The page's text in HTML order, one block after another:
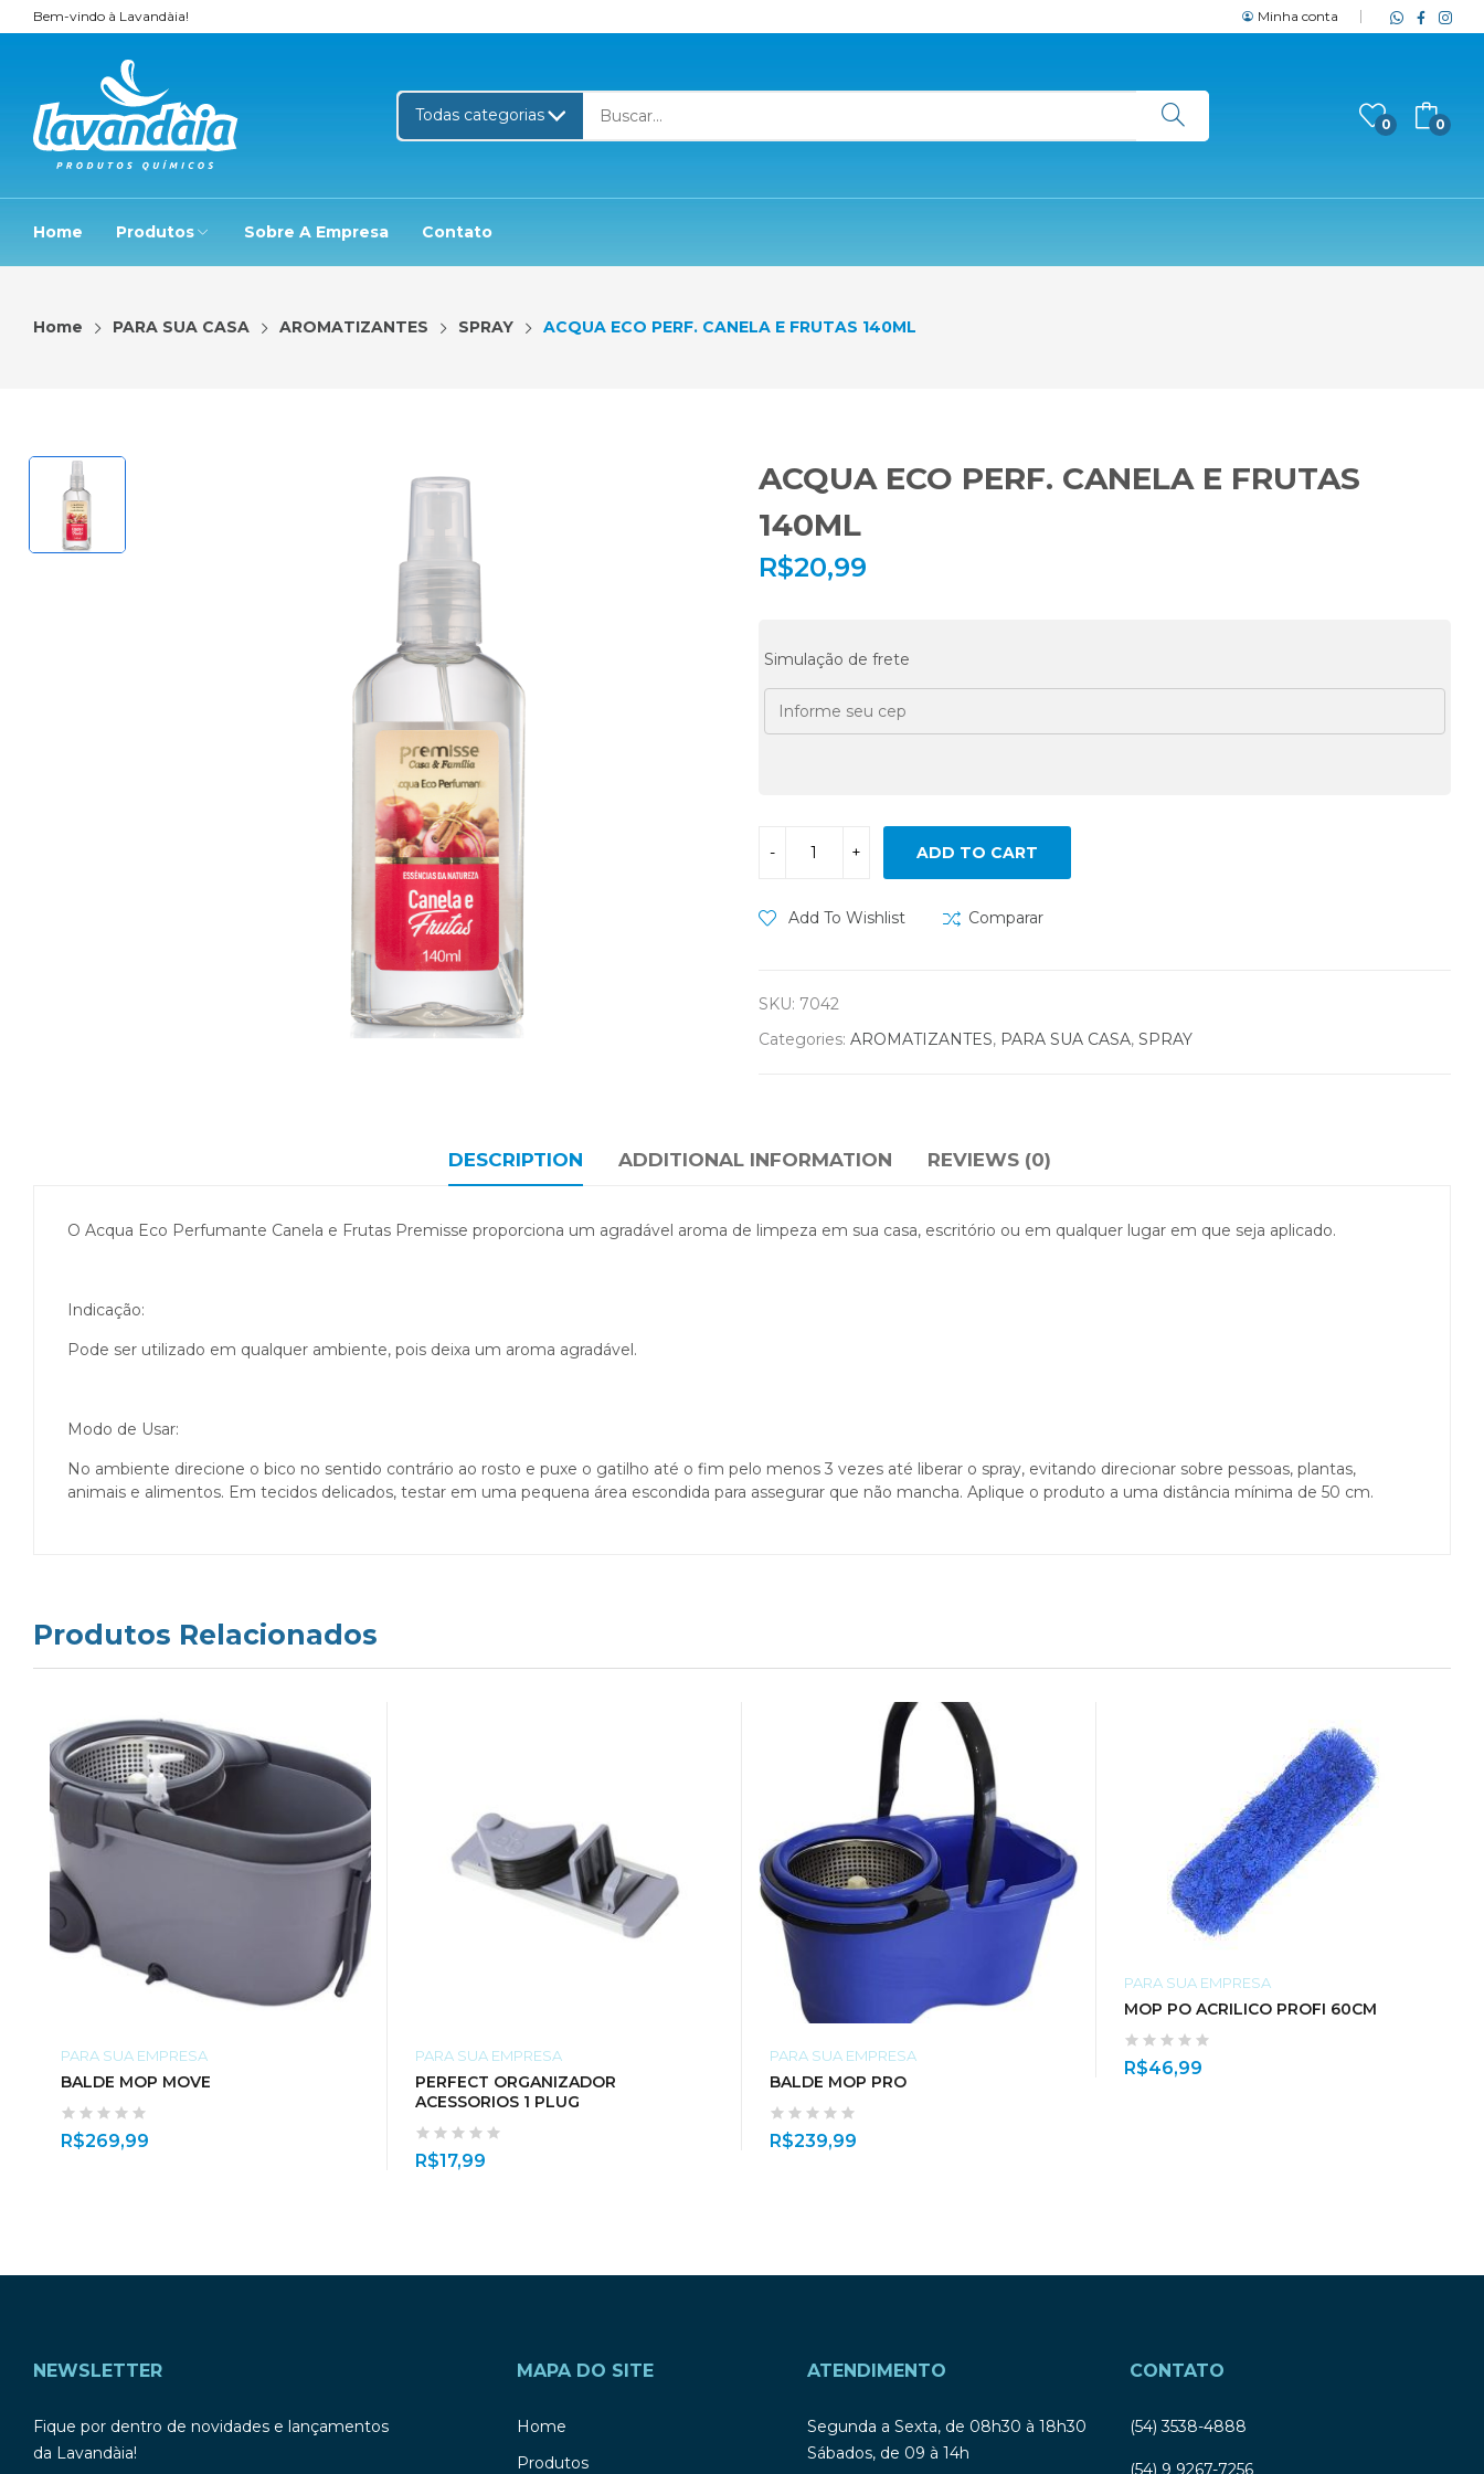
Bem-vindo à Lavandàia! Minha conta
0 0
Home Produtos Sobre A Empresa Contato
Home PARA SUA CASA AROMATIZANTES SPRAY ACQUA ECO PERF. CANELA E FRUTAS 140ML
ACQUA ECO PERF. CANELA E FRUTAS
140ML
R$20,99
Simulação de frete
ADD TO CART
Add To Wishlist Comparar
SKU: 7042
Categories: AROMATIZANTES, PARA SUA CASA, SPRAY
DESCRIPTION ADDITIONAL INFORMATION REVIEWS (0)
O Acqua Eco Perfumante Canela e Frutas Premisse proporciona um agradável aroma de limpeza em sua casa, escritório ou em qualquer lugar em que seja aplicado.
Indicação:
Pode ser utilizado em qualquer ambiente, pois deixa um aroma agradável.
Modo de Usar:
No ambiente direcione o bico no sentido contrário ao rosto e puxe o gatilho até o fim pelo menos 3 vezes até liberar o spray, evitando direcionar sobre pessoas, plantas,
animais e alimentos. Em tecidos delicados, testar em uma pequena área escondida para assegurar que não mancha. Aplique o produto a uma distância mínima de 50 cm.
Produtos Relacionados
PARA SUA EMPRESA
BALDE MOP MOVE
R$269,99
PARA SUA EMPRESA
PERFECT ORGANIZADOR
ACESSORIOS 1 PLUG
R$17,99
PARA SUA EMPRESA
BALDE MOP PRO
R$239,99
PARA SUA EMPRESA
MOP PO ACRILICO PROFI 60CM
R$46,99
NEWSLETTER
Fique por dentro de novidades e lançamentos
da Lavandàia!
MAPA DO SITE
Home
Produtos
ATENDIMENTO
Segunda a Sexta, de 08h30 à 18h30
Sábados, de 09 à 14h
CONTATO
(54) 3538-4888
(54) 9 9267-7256